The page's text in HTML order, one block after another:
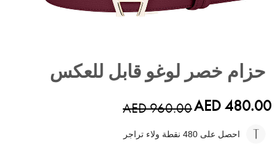
بداية
معرض
حزام خصر لوغو قابل للعكس
AED 480.00
AED 960.00
احصل على 480 نقطة ولاء تراجر